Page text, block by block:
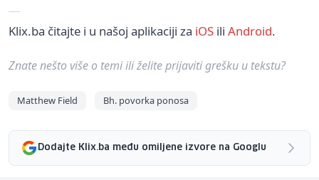
Klix.ba čitajte i u našoj aplikaciji za iOS ili Android.
Znate nešto više o temi ili želite prijaviti grešku u tekstu?
Matthew Field Bh. povorka ponosa
Dodajte Klix.ba među omiljene izvore na Googlu